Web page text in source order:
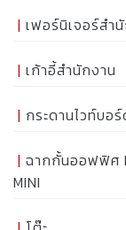
เฟอร์นิเจอร์สำ
เก้าอี้สำนักงาน
กระดานไวท์บอ
ฉากกั้นออฟฟิศ
MINI